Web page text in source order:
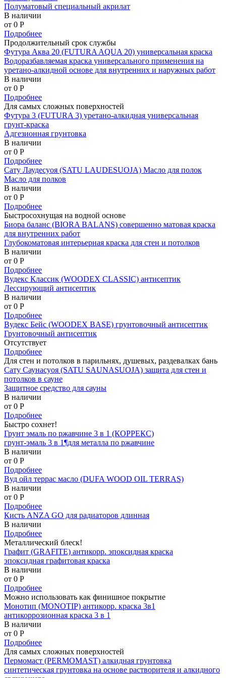
Полуматовый специальный акрилат
В наличии
от 0 P
Подробнее
Продолжительный срок службы
Футура Аква 20 (FUTURA AQUA 20) универсальная краска
Водоразбавляемая краска универсального применения на
уретано-алкидной основе для внутренних и наружных работ
В наличии
от 0 P
Подробнее
Для самых сложных поверхностей
Футура 3 (FUTURA 3) уретано-алкидная универсальная
грунт-краска
Адгезионная грунтовка
В наличии
от 0 P
Подробнее
Сату Лаудесуоя (SATU LAUDESUOJA) Масло для полок
Масло для полков
В наличии
от 0 P
Подробнее
Быстросохнущая на водной основе
Биора баланс (BIORA BALANS) совершенно матовая краска
для внутренних работ
Глубокоматовая интерьерная краска для стен и потолков
В наличии
от 0 P
Подробнее
Вудекс Классик (WOODEX CLASSIC) антисептик
Лессирующий антисептик
В наличии
от 0 P
Подробнее
Вудекс Бейс (WOODEX BASE) грунтовочный антисептик
Грунтовочный антисептик
Отсутствует
Подробнее
Для стен и потолков в парильнях, душевых, раздевалках бань
Сату Саунасуоя (SATU SAUNASUOJA) защита для стен и
потолков в сауне
Защитное средство для сауны
В наличии
от 0 P
Подробнее
Быстро сохнет!
Грунт эмаль по ржавчине 3 в 1 (КОРРЕКС)
грунт-эмаль 3 в 1¶для металла по ржавчине
В наличии
от 0 P
Подробнее
Вуд ойл террас масло (DUFA WOOD OIL TERRAS)
В наличии
от 0 P
Подробнее
Кисть ANZA GO для радиаторов длинная
В наличии
Подробнее
Металлический блеск!
Графит (GRAFITE) антикорр. эпоксидная краска
эпоксидная графитовая краска
В наличии
от 0 P
Подробнее
Можно использовать как финишное покрытие
Монотип (MONOTIP) антикорр. краска 3в1
антикоррозионная краска 3 в 1
В наличии
от 0 P
Подробнее
Для самых сложных поверхностей
Пермомаст (PERMOMAST) алкидная грунтовка
синтетическая грунтовка на основе растворителя и алкидного